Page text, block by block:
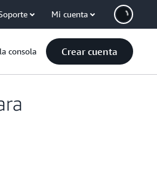
Mi cuenta
consola Crear cuenta